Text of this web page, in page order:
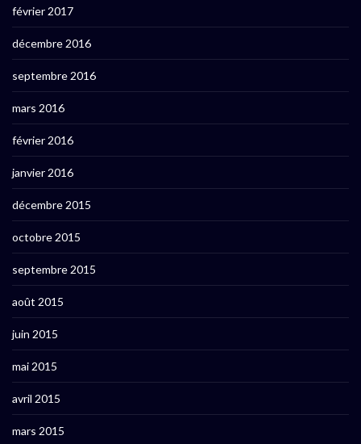
février 2017
décembre 2016
septembre 2016
mars 2016
février 2016
janvier 2016
décembre 2015
octobre 2015
septembre 2015
août 2015
juin 2015
mai 2015
avril 2015
mars 2015